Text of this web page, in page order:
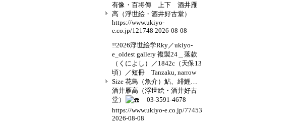
有像・百将傳 上下 酒井雁
高（浮世絵・酒井好古堂）
https://www.ukiyo-
e.co.jp/121748 2026-08-08
!!2026浮世絵学Rky／ukiyo-
e_oldest gallery 複製24＿落款
（くによし）／1842c（天保13
頃）／短冊 Tanzaku, narrow
Size 花鳥（魚介）鮎、緋鯉…
酒井雁高（浮世絵・酒井好古
堂）
03-3591-4678
https://www.ukiyo-e.co.jp/77453
2026-08-08